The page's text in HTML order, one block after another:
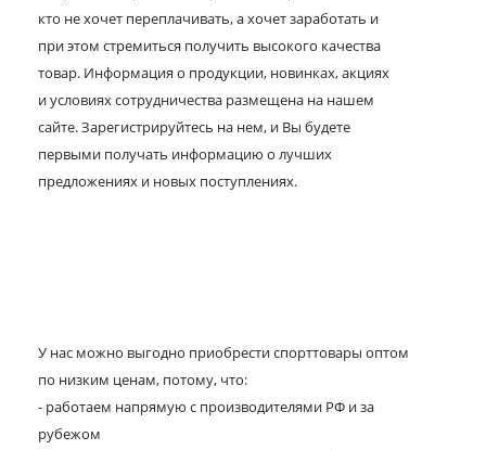
кто не хочет переплачивать, а хочет заработать и
при этом стремиться получить высокого качества
товар. Информация о продукции, новинках, акциях
и условиях сотрудничества размещена на нашем
сайте. Зарегистрируйтесь на нем, и Вы будете
первыми получать информацию о лучших
предложениях и новых поступлениях.
У нас можно выгодно приобрести спорттовары оптом
по низким ценам, потому, что:
- работаем напрямую с производителями РФ и за
рубежом